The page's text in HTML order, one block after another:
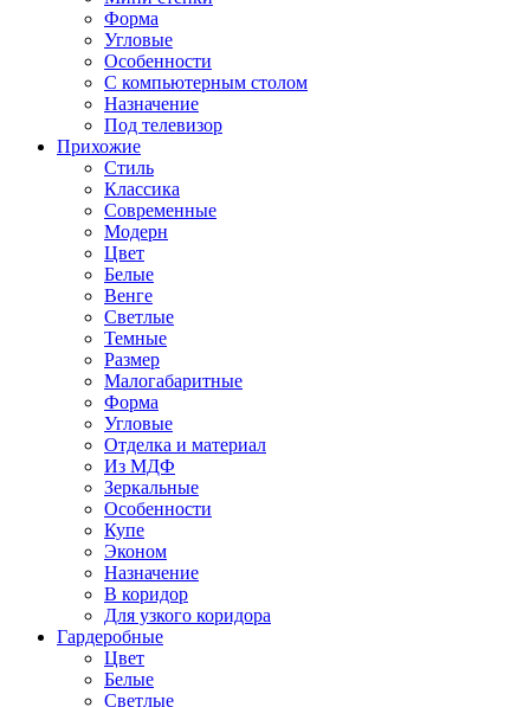
Форма
Угловые
Особенности
С компьютерным столом
Назначение
Под телевизор
Прихожие
Стиль
Классика
Современные
Модерн
Цвет
Белые
Венге
Светлые
Темные
Размер
Малогабаритные
Форма
Угловые
Отделка и материал
Из МДФ
Зеркальные
Особенности
Купе
Эконом
Назначение
В коридор
Для узкого коридора
Гардеробные
Цвет
Белые
Светлые